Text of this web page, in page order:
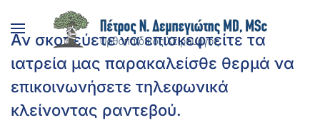
Skip to main content
Αν σκοπεύετε να επισκεφτείτε τα
ιατρεία μας παρακαλείσθε θερμά να
επικοινωνήσετε τηλεφωνικά
κλείνοντας ραντεβού.